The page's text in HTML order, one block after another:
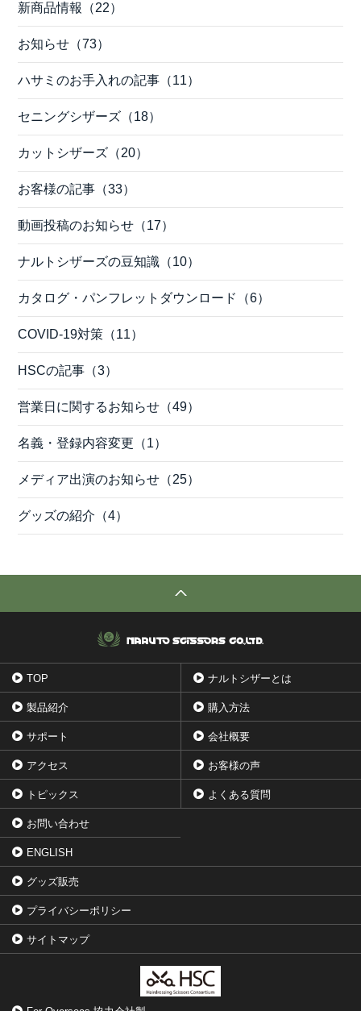
新商品情報（22）
お知らせ（73）
ハサミのお手入れの記事（11）
セニングシザーズ（18）
カットシザーズ（20）
お客様の記事（33）
動画投稿のお知らせ（17）
ナルトシザーズの豆知識（10）
カタログ・パンフレットダウンロード（6）
COVID-19対策（11）
HSCの記事（3）
営業日に関するお知らせ（49）
名義・登録内容変更（1）
メディア出演のお知らせ（25）
グッズの紹介（4）
TOP ナルトシザーとは
製品紹介 購入方法
サポート 会社概要
アクセス お客様の声
トピックス よくある質問
お問い合わせ
ENGLISH
グッズ販売
プライバシーポリシー
サイトマップ